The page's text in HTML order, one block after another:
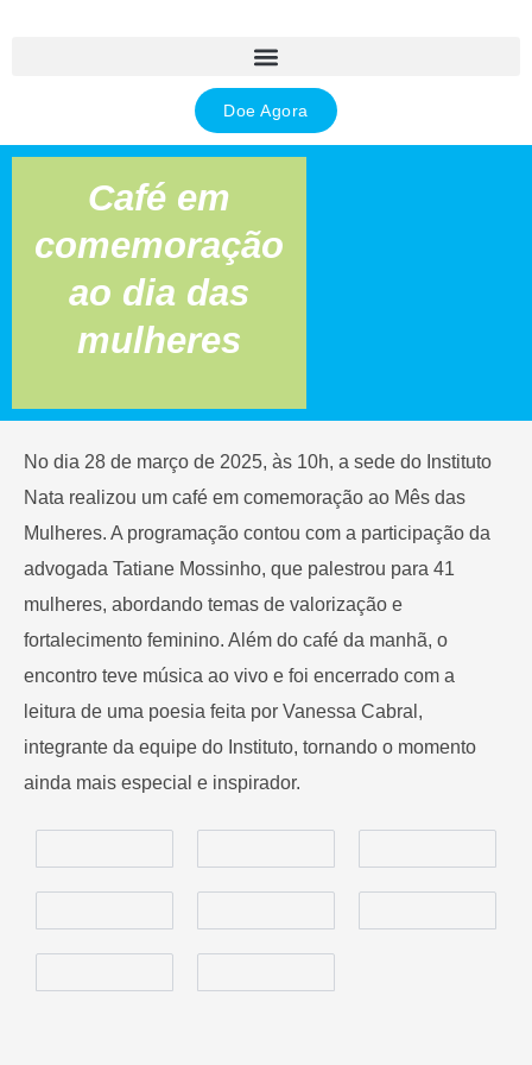
Doe Agora
Café em
comemoração
ao dia das
mulheres
No dia 28 de março de 2025, às 10h, a sede do Instituto
Nata realizou um café em comemoração ao Mês das
Mulheres. A programação contou com a participação da
advogada Tatiane Mossinho, que palestrou para 41
mulheres, abordando temas de valorização e
fortalecimento feminino. Além do café da manhã, o
encontro teve música ao vivo e foi encerrado com a
leitura de uma poesia feita por Vanessa Cabral,
integrante da equipe do Instituto, tornando o momento
ainda mais especial e inspirador.